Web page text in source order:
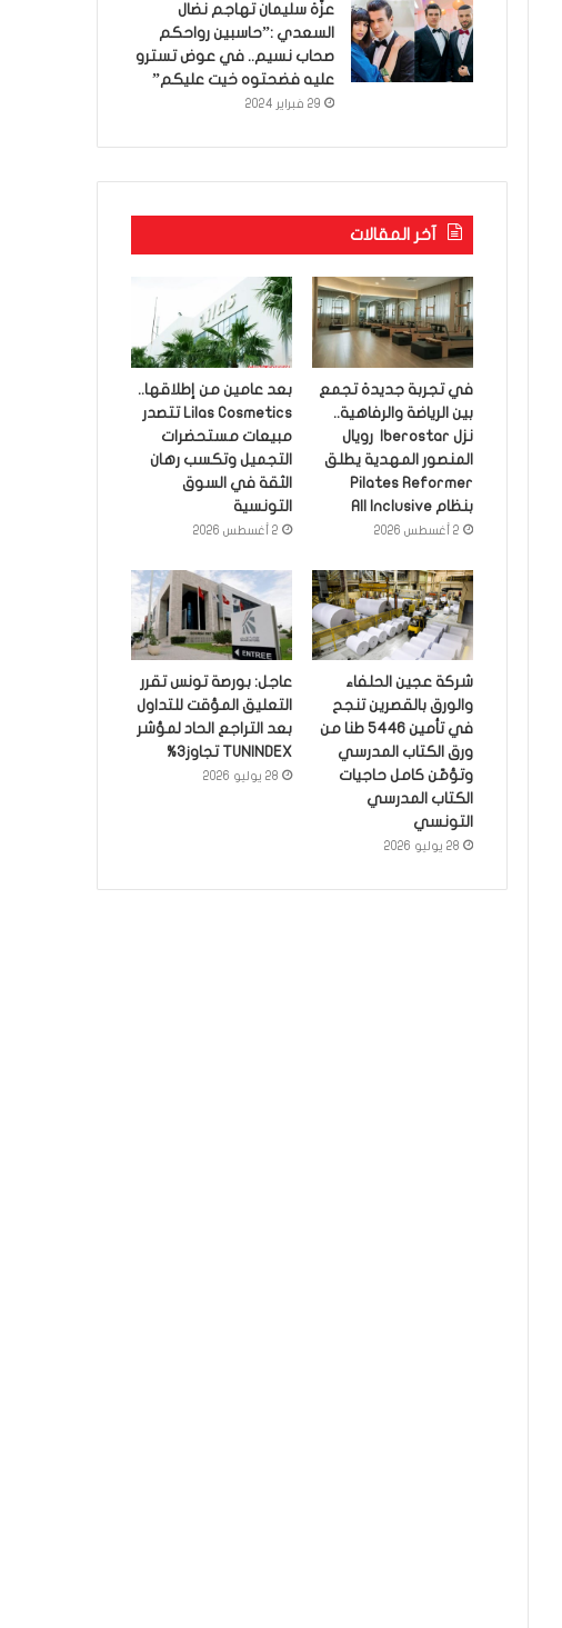
عزّة سليمان تهاجم نضال
السعدي :”حاسبين رواحكم
صحاب نسيم.. في عوض تسترو
عليه فضحتوه خيت عليكم”
29 فبراير 2024
آخر المقالات
في تجربة جديدة تجمع
بين الرياضة والرفاهية..
نزل Iberostar رويال
المنصور المهدية يطلق
Pilates Reformer
بنظام All Inclusive
2 أغسطس 2026
بعد عامين من إطلاقها..
Lilas Cosmetics تتصدر
مبيعات مستحضرات
التجميل وتكسب رهان
الثقة في السوق
التونسية
2 أغسطس 2026
شركة عجين الحلفاء
والورق بالقصرين تنجح
في تأمين 5446 طنا من
ورق الكتاب المدرسي
وتؤمّن كامل حاجيات
الكتاب المدرسي
التونسي
28 يوليو 2026
عاجل: بورصة تونس تقرر
التعليق المؤقت للتداول
بعد التراجع الحاد لمؤشر
TUNINDEX تجاوز3%
28 يوليو 2026